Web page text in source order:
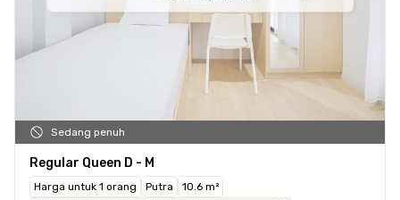
Sedang penuh
Regular Queen D - M
Harga untuk 1 orang Putra
10.6 m²